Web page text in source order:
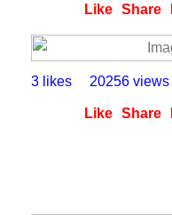
Like Share
3 likes 20256 views
Like Share